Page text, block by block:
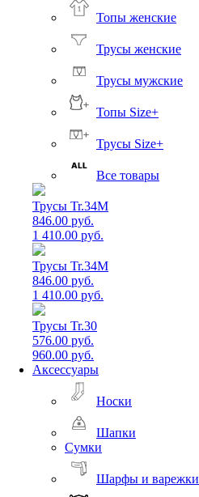
Топы женские
Трусы женские
Трусы мужские
Топы Size+
Трусы Size+
Все товары
Трусы Tr.34M
846.00 руб.
1 410.00 руб.
Трусы Tr.34M
846.00 руб.
1 410.00 руб.
Трусы Tr.30
576.00 руб.
960.00 руб.
Аксессуары
Носки
Шапки
Сумки
Шарфы и варежки